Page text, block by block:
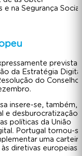
na Segurança Social.
prevista
da Estratégia Digital
do Conselho
insere-se, também,
e desburocratização
políticas da União
Portugal tornou-
uma carteira
diretivas europeias.